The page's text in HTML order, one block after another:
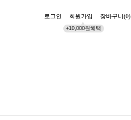
로그인 회원가입
+10,000원혜택
장바구니(0)